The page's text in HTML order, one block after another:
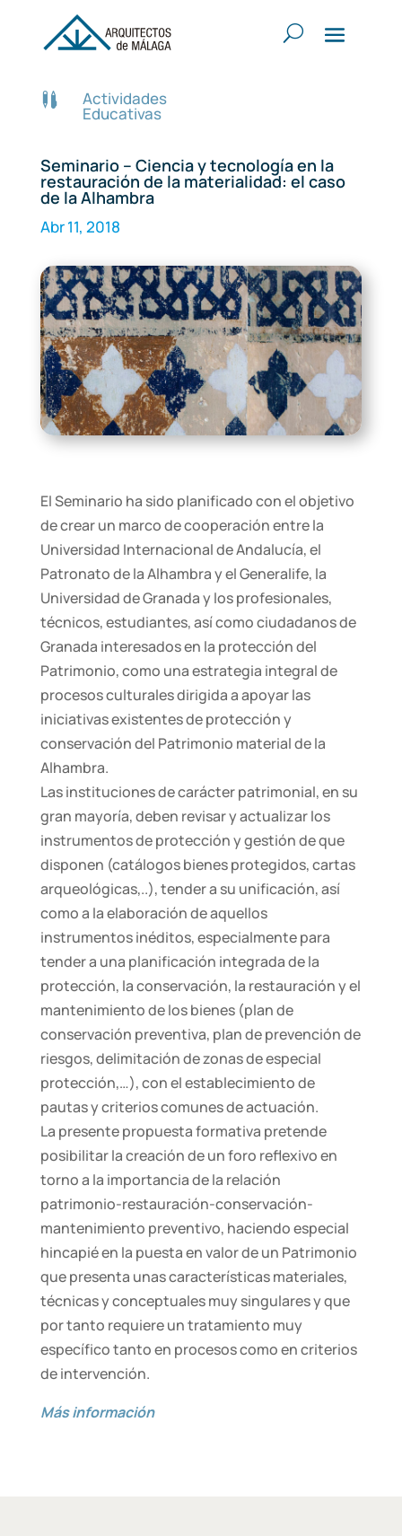
 Actividades
Educativas
Seminario – Ciencia y tecnología en la
restauración de la materialidad: el caso
de la Alhambra
Abr 11, 2018
El Seminario ha sido planificado con el objetivo
de crear un marco de cooperación entre la
Universidad Internacional de Andalucía, el
Patronato de la Alhambra y el Generalife, la
Universidad de Granada y los profesionales,
técnicos, estudiantes, así como ciudadanos de
Granada interesados en la protección del
Patrimonio, como una estrategia integral de
procesos culturales dirigida a apoyar las
iniciativas existentes de protección y
conservación del Patrimonio material de la
Alhambra.
Las instituciones de carácter patrimonial, en su
gran mayoría, deben revisar y actualizar los
instrumentos de protección y gestión de que
disponen (catálogos bienes protegidos, cartas
arqueológicas,..), tender a su unificación, así
como a la elaboración de aquellos
instrumentos inéditos, especialmente para
tender a una planificación integrada de la
protección, la conservación, la restauración y el
mantenimiento de los bienes (plan de
conservación preventiva, plan de prevención de
riesgos, delimitación de zonas de especial
protección,…), con el establecimiento de
pautas y criterios comunes de actuación.
La presente propuesta formativa pretende
posibilitar la creación de un foro reflexivo en
torno a la importancia de la relación
patrimonio-restauración-conservación-
mantenimiento preventivo, haciendo especial
hincapié en la puesta en valor de un Patrimonio
que presenta unas características materiales,
técnicas y conceptuales muy singulares y que
por tanto requiere un tratamiento muy
específico tanto en procesos como en criterios
de intervención.
Más información